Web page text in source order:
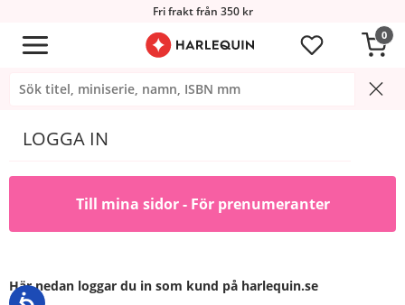
Fri frakt från 350 kr
0
LOGGA IN
Till mina sidor - För prenumeranter
Här nedan loggar du in som kund på harlequin.se